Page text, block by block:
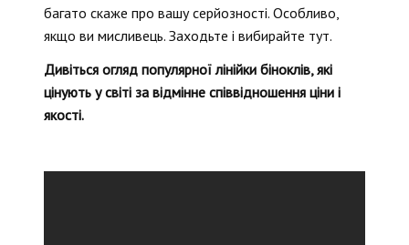
багато скаже про вашу серйозності. Особливо,
якщо ви мисливець. Заходьте і вибирайте тут.
Дивіться огляд популярної лінійки біноклів, які
цінують у світі за відмінне співвідношення ціни і
якості.